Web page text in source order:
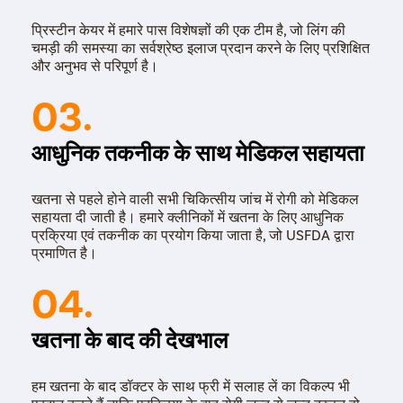
प्रिस्टीन केयर में हमारे पास विशेषज्ञों की एक टीम है, जो लिंग की
चमड़ी की समस्या का सर्वश्रेष्ठ इलाज प्रदान करने के लिए प्रशिक्षित
और अनुभव से परिपूर्ण है।
03.
आधुनिक तकनीक के साथ मेडिकल सहायता
खतना से पहले होने वाली सभी चिकित्सीय जांच में रोगी को मेडिकल
सहायता दी जाती है। हमारे क्लीनिकों में खतना के लिए आधुनिक
प्रक्रिया एवं तकनीक का प्रयोग किया जाता है, जो USFDA द्वारा
प्रमाणित है।
04.
खतना के बाद की देखभाल
हम खतना के बाद डॉक्टर के साथ फ्री में सलाह लें का विकल्प भी